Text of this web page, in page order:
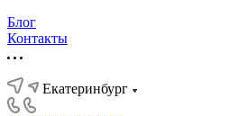
Блог
Контакты
Екатеринбург